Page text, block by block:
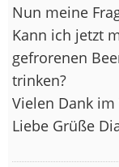
Nun meine
Kann ich jetzt
gefrorenen
trinken?
Vielen Dank im
Liebe Grüße